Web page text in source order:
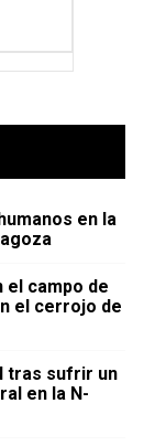
en la
el campo de
el cerrojo de
tras sufrir un
en la N-